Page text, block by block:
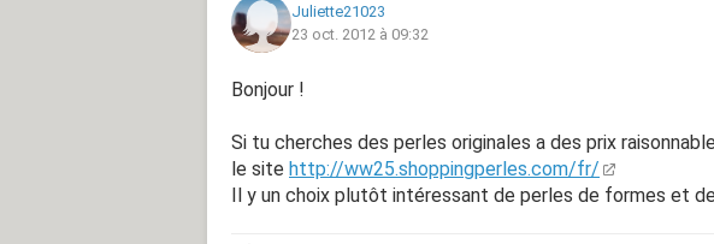
Juliette21023
23 oct. 2012 à 09:32
Bonjour !
Si tu cherches des perles originales a des prix
le site http://ww25.shoppingperles.com/fr/
Il y un choix plutôt intéressant de perles de formes et